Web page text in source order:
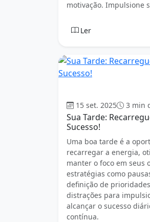
motivação. Impulsione
Ler
15 set. 2025 3 min
Sua Tarde:
Sucesso!
Uma boa tarde é a
recarregar a energia,
manter o foco em seus
estratégias como
definição de
distrações para
alcançar o sucesso
contínua.